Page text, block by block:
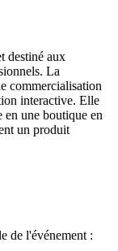
destiné aux
La
commercialisation
interactive. Elle
en une boutique en
un produit
de l'événement :